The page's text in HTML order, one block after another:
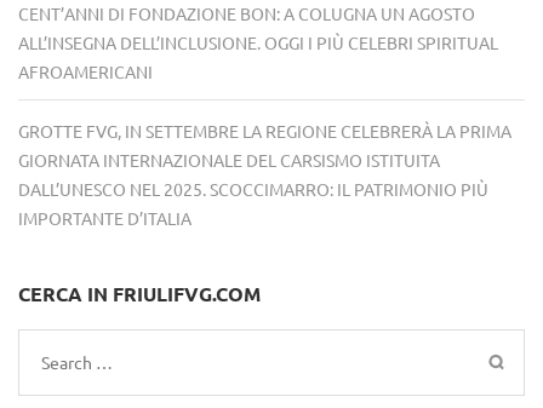
CENT’ANNI DI FONDAZIONE BON: A COLUGNA UN AGOSTO
ALL’INSEGNA DELL’INCLUSIONE. OGGI I PIÙ CELEBRI SPIRITUAL
AFROAMERICANI
GROTTE FVG, IN SETTEMBRE LA REGIONE CELEBRERÀ LA PRIMA
GIORNATA INTERNAZIONALE DEL CARSISMO ISTITUITA
DALL’UNESCO NEL 2025. SCOCCIMARRO: IL PATRIMONIO PIÙ
IMPORTANTE D’ITALIA
CERCA IN FRIULIFVG.COM
Search
for: